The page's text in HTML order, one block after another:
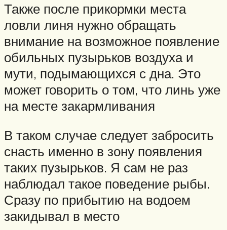
Также после прикормки места
ловли линя нужно обращать
внимание на возможное появление
обильных пузырьков воздуха и
мути, подымающихся с дна. Это
может говорить о том, что линь уже
на месте закармливания
В таком случае следует забросить
снасть именно в зону появления
таких пузырьков. Я сам не раз
наблюдал такое поведение рыбы.
Сразу по прибытию на водоем
закидывал в место